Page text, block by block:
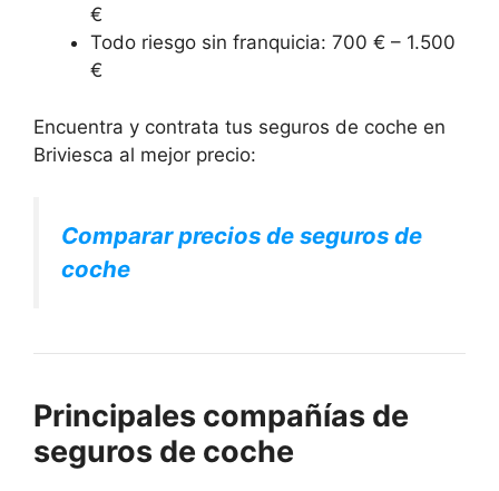
€
Todo riesgo sin franquicia: 700 € – 1.500
€
Encuentra y contrata tus seguros de coche en
Briviesca al mejor precio:
Comparar precios de seguros de
coche
Principales compañías de
seguros de coche